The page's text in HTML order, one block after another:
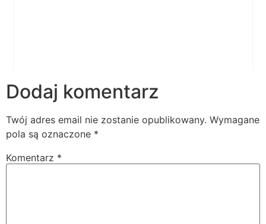
Dodaj komentarz
Twój adres email nie zostanie opublikowany. Wymagane
pola są oznaczone *
Komentarz *